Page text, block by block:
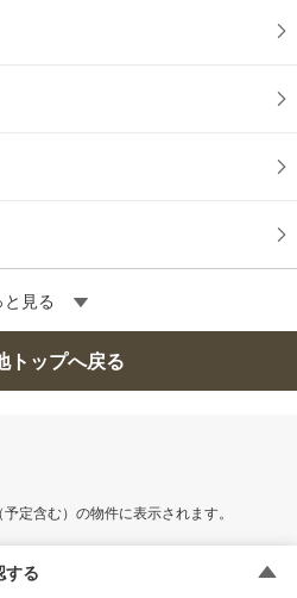
と見る
トップへ戻る
定含む）の物件に表示されます。
しましてはそのうちの１つ以上に更新が
する